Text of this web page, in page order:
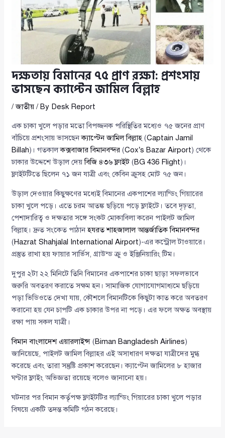
দক্ষতায় বিমানের ৭৫ প্রাণ রক্ষা: প্রশংসায়
ভাসছেন ক্যাপ্টেন জামিল বিল্লাহ
/জাতীয় / By Desk Report
এক চাকা খুলে পড়ার মতো বিপজ্জনক পরিস্থিতির মধ্যেও ৭৫ জনের প্রাণ
বাঁচিয়ে প্রশংসায় ভাসছেনক্যাপ্টেন জামিল বিল্লাহ (Captain Jamil
Billah)। গতকালকক্সবাজার বিমানবন্দর (Cox’s Bazar Airport) থেকে
ঢাকার উদ্দেশে উড়াল দেয়বিজি ৪৩৬ ফ্লাইট (BG 436 Flight)।
ফ্লাইটটিতে ছিলেন ৭১ জন যাত্রী এবং কেবিন ক্রুসহ মোট ৭৫ জন।
উড়াল দেওয়ার কিছুক্ষণের মধ্যেই বিমানের একপাশের ল্যান্ডিং গিয়ারের
চাকা খুলে পড়ে। এতে চরম আতঙ্ক ছড়িয়ে পড়ে ফ্লাইটে। তবে দৃঢ়তা,
পেশাদারিত্ব ও দক্ষতার সঙ্গে সংকট মোকাবিলা করেন পাইলট জামিল
বিল্লাহ। দ্রুত সংকেত পাঠানহযরত শাহজালাল আন্তর্জাতিক বিমানবন্দর
(Hazrat Shahjalal International Airport)-এর কন্ট্রোল টাওয়ারে।
প্রস্তুত রাখা হয় ফায়ার সার্ভিস, গ্রাউন্ড ক্রু ও ইঞ্জিনিয়ারিং টিম।
দুপুর ২টা ২২ মিনিটে তিনি বিমানের একপাশের চাকা ছাড়া সফলভাবে
জরুরি অবতরণ করাতে সক্ষম হন। সামাজিক যোগাযোগমাধ্যমে ছড়িয়ে
পড়া ভিডিওতে দেখা যায়, কৌশলে বিমানটিকে কিছুটা কাত করে অবতরণ
করানো হয় যেন চাপটি এক চাকার উপর না পড়ে। এর ফলে অক্ষত অবস্থায়
রক্ষা পায় সকল যাত্রী।
বিমান বাংলাদেশ এয়ারলাইন্স (Biman Bangladesh Airlines)
জানিয়েছে, পাইলট জামিল বিল্লাহর এই অসাধারণ দক্ষতা যাত্রীদের মুগ্ধ
করেছে এবং তারা সন্তুষ্টি প্রকাশ করেছেন। ক্যাপ্টেন জামিলের ৮ হাজার
ঘণ্টার ফ্লাইং অভিজ্ঞতা রয়েছে বলেও জানানো হয়।
ঘটনার পর বিমান কর্তৃপক্ষ ফ্লাইটটির ল্যান্ডিং গিয়ারের চাকা খুলে পড়ার
বিষয়ে একটি তদন্ত কমিটি গঠন করেছে।